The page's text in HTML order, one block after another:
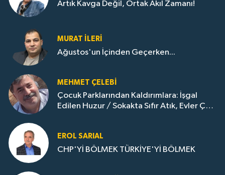
Artık Kavga Değil, Ortak Akıl Zamanı!
MURAT İLERI
Ağustos'un İçinden Geçerken...
MEHMET ÇELEBI
Çocuk Parklarından Kaldırımlara: İşgal
Edilen Huzur / Sokakta Sıfır Atık, Evler Çöp
EROL SARIAL
CHP'Yİ BÖLMEK TÜRKİYE'Yİ BÖLMEK